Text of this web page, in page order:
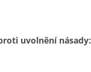
uvolnění násady: